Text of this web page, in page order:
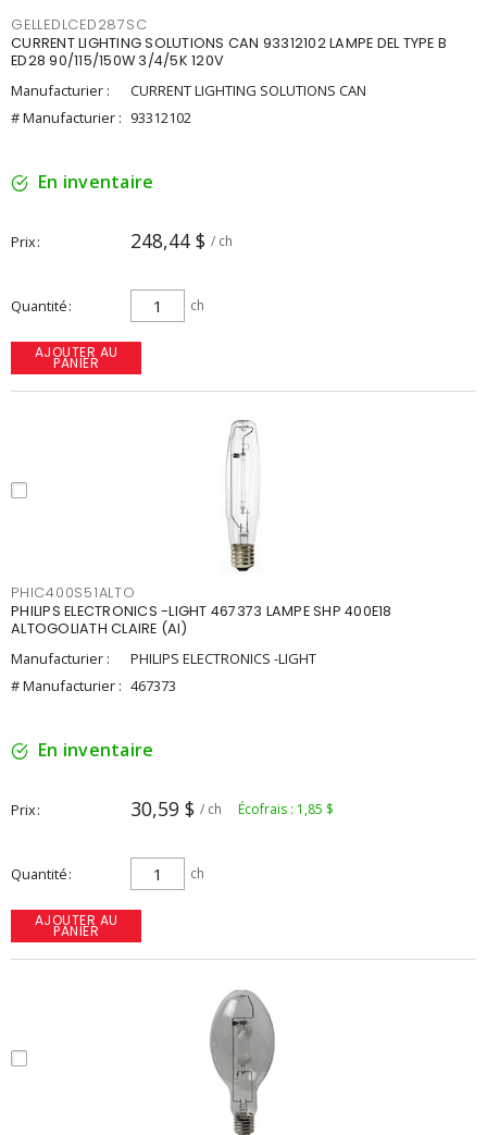
GELLEDLCED287SC
CURRENT LIGHTING SOLUTIONS CAN 93312102 LAMPE DEL TYPE B
ED28 90/115/150W 3/4/5K 120V
Manufacturier :
CURRENT LIGHTING SOLUTIONS CAN
# Manufacturier : 93312102
En inventaire
Prix 248,44 $ / ch
Quantité ch
AJOUTER AU
PANIER
PHIC400S51ALTO
PHILIPS ELECTRONICS -LIGHT 467373 LAMPE SHP 400E18
ALTOGOLIATH CLAIRE (AI)
Manufacturier :
PHILIPS ELECTRONICS -LIGHT
# Manufacturier : 467373
En inventaire
Prix 30,59 $ / ch Écofrais : 1,85 $
Quantité ch
AJOUTER AU
PANIER